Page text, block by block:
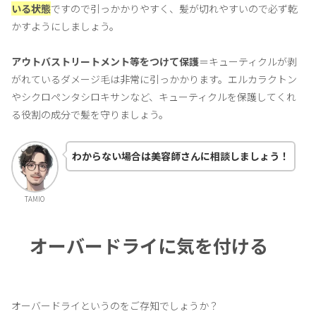
いる状態ですので引っかかりやすく、髪が切れやすいので必ず乾
かすようにしましょう。
アウトバストリートメント等をつけて保護＝キューティクルが剥
がれているダメージ毛は非常に引っかかります。エルカラクトン
やシクロペンタシロキサンなど、キューティクルを保護してくれ
る役割の成分で髪を守りましょう。
TAMIO
わからない場合は美容師さんに相談しましょう！
オーバードライに気を付ける
オーバードライというのをご存知でしょうか？